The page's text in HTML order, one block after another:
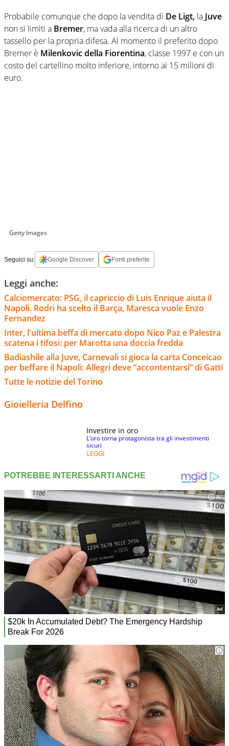
Probabile comunque che dopo la vendita di De Ligt, la Juve
non si limiti a Bremer, ma vada alla ricerca di un altro
tassello per la propria difesa. Al momento il preferito dopo
Bremer è Milenkovic della Fiorentina, classe 1997 e con un
costo del cartellino molto inferiore, intorno ai 15 milioni di
euro.
Getty Images
Seguici su: Google Discover Fonti preferite
Leggi anche:
Calciomercato: PSG, il capriccio di Luis Enrique aiuta il
Napoli. Rodri ha scelto il Barça, Maresca vuole Enzo
Fernandez
Inter, l'ultima beffa di mercato dopo Nico Paz e Palestra
scatena i tifosi: per Marotta una doccia fredda
Badiashile alla Juve, Carnevali si gioca la carta Conceicao
per beffare il Napoli: Allegri deve “accontentarsi” di Gatti
Tutte le notizie del Torino
Gioielleria Delfino
Investire in oro
L’oro torna protagonista tra gli investimenti
sicuri
LEGGI